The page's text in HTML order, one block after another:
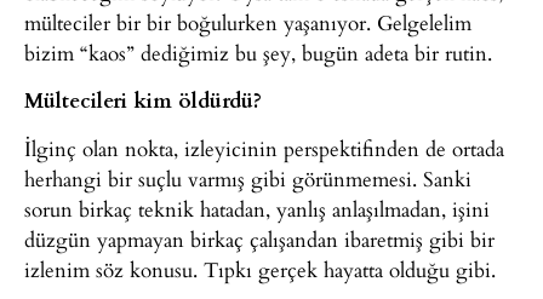
mülteciler bir bir boğulurken yaşanıyor. Gelgelelim
bizim “kaos” dediğimiz bu şey, bugün adeta bir rutin.
Mültecileri kim öldürdü?
İlginç olan nokta, izleyicinin perspektifinden de ortada
herhangi bir suçlu varmış gibi görünmemesi. Sanki
sorun birkaç teknik hatadan, yanlış anlaşılmadan, işini
düzgün yapmayan birkaç çalışandan ibaretmiş gibi bir
izlenim söz konusu. Tıpkı gerçek hayatta olduğu gibi.